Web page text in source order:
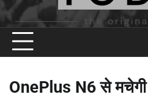
OnePlus N6 से